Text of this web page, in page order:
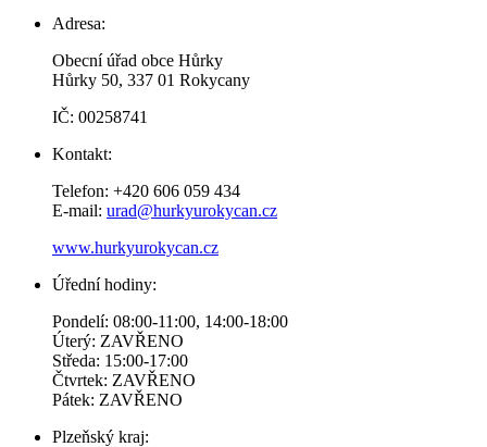
Adresa:
Obecní úřad obce Hůrky
Hůrky 50, 337 01 Rokycany
IČ: 00258741
Kontakt:
Telefon: +420 606 059 434
E-mail: urad@hurkyurokycan.cz
www.hurkyurokycan.cz
Úřední hodiny:
Pondelí: 08:00-11:00, 14:00-18:00
Úterý: ZAVŘENO
Středa: 15:00-17:00
Čtvrtek: ZAVŘENO
Pátek: ZAVŘENO
Plzeňský kraj: